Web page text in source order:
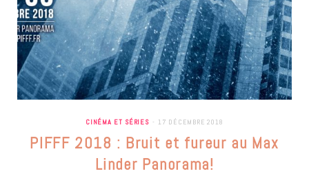
CINÉMA ET SÉRIES 17 DÉCEMBRE 2018
PIFFF 2018 : Bruit et fureur au Max
Linder Panorama!